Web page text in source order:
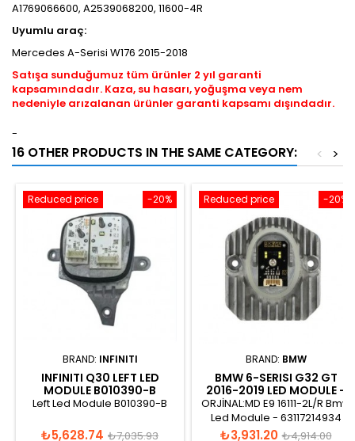
A1769066600, A2539068200, 11600-4R
Uyumlu araç:
Mercedes A-Serisi W176 2015-2018
Satışa sunduğumuz tüm ürünler 2 yıl garanti
kapsamındadır. Kaza, su hasarı, yoğuşma veya nem
nedeniyle arızalanan ürünler garanti kapsamı dışındadır.
-
16 OTHER PRODUCTS IN THE SAME CATEGORY: >
<
-20%
Reduced price
BRAND: INFINITI
INFINITI Q30 LEFT LED
MODULE B010390-B
Left Led Module B010390-B
Price
₺5,628.74 Regular
₺7,035.93
-20%
Reduced price
BRAND: BMW
BMW 6-SERISI G32 GT
2016-2019 LED MODULE -
7214934
ORJİNAL:MD E9 16111-2L/R Bmw
Led Module - 63117214934
Price
₺3,931.20 Regular
₺4,914.00